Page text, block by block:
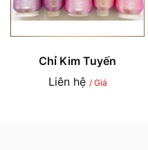
Chỉ Kim Tuyến
Liên hệ / Giá